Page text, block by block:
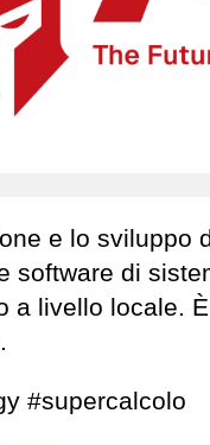
e lo sviluppo
software di
a livello locale.
#supercalcolo